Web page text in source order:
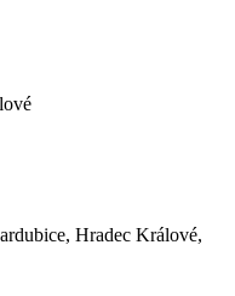
Hradec Králové,